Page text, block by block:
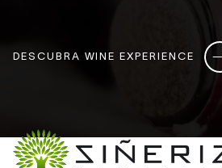
DESCUBRA WINE EXPERIENCE